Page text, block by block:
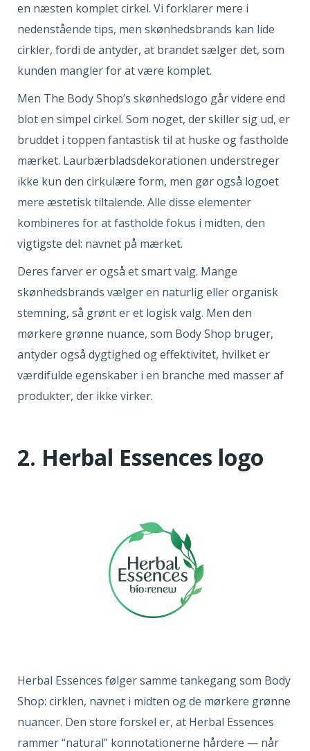
en næsten komplet cirkel. Vi forklarer mere i
nedenstående tips, men skønhedsbrands kan lide
cirkler, fordi de antyder, at brandet sælger det, som
kunden mangler for at være komplet.
Men The Body Shop’s skønhedslogo går videre end
blot en simpel cirkel. Som noget, der skiller sig ud, er
bruddet i toppen fantastisk til at huske og fastholde
mærket. Laurbærbladsdekorationen understreger
ikke kun den cirkulære form, men gør også logoet
mere æstetisk tiltalende. Alle disse elementer
kombineres for at fastholde fokus i midten, den
vigtigste del: navnet på mærket.
Deres farver er også et smart valg. Mange
skønhedsbrands vælger en naturlig eller organisk
stemning, så grønt er et logisk valg. Men den
mørkere grønne nuance, som Body Shop bruger,
antyder også dygtighed og effektivitet, hvilket er
værdifulde egenskaber i en branche med masser af
produkter, der ikke virker.
2. Herbal Essences logo
Herbal Essences følger samme tankegang som Body
Shop: cirklen, navnet i midten og de mørkere grønne
nuancer. Den store forskel er, at Herbal Essences
rammer “natural” konnotationerne hårdere — når